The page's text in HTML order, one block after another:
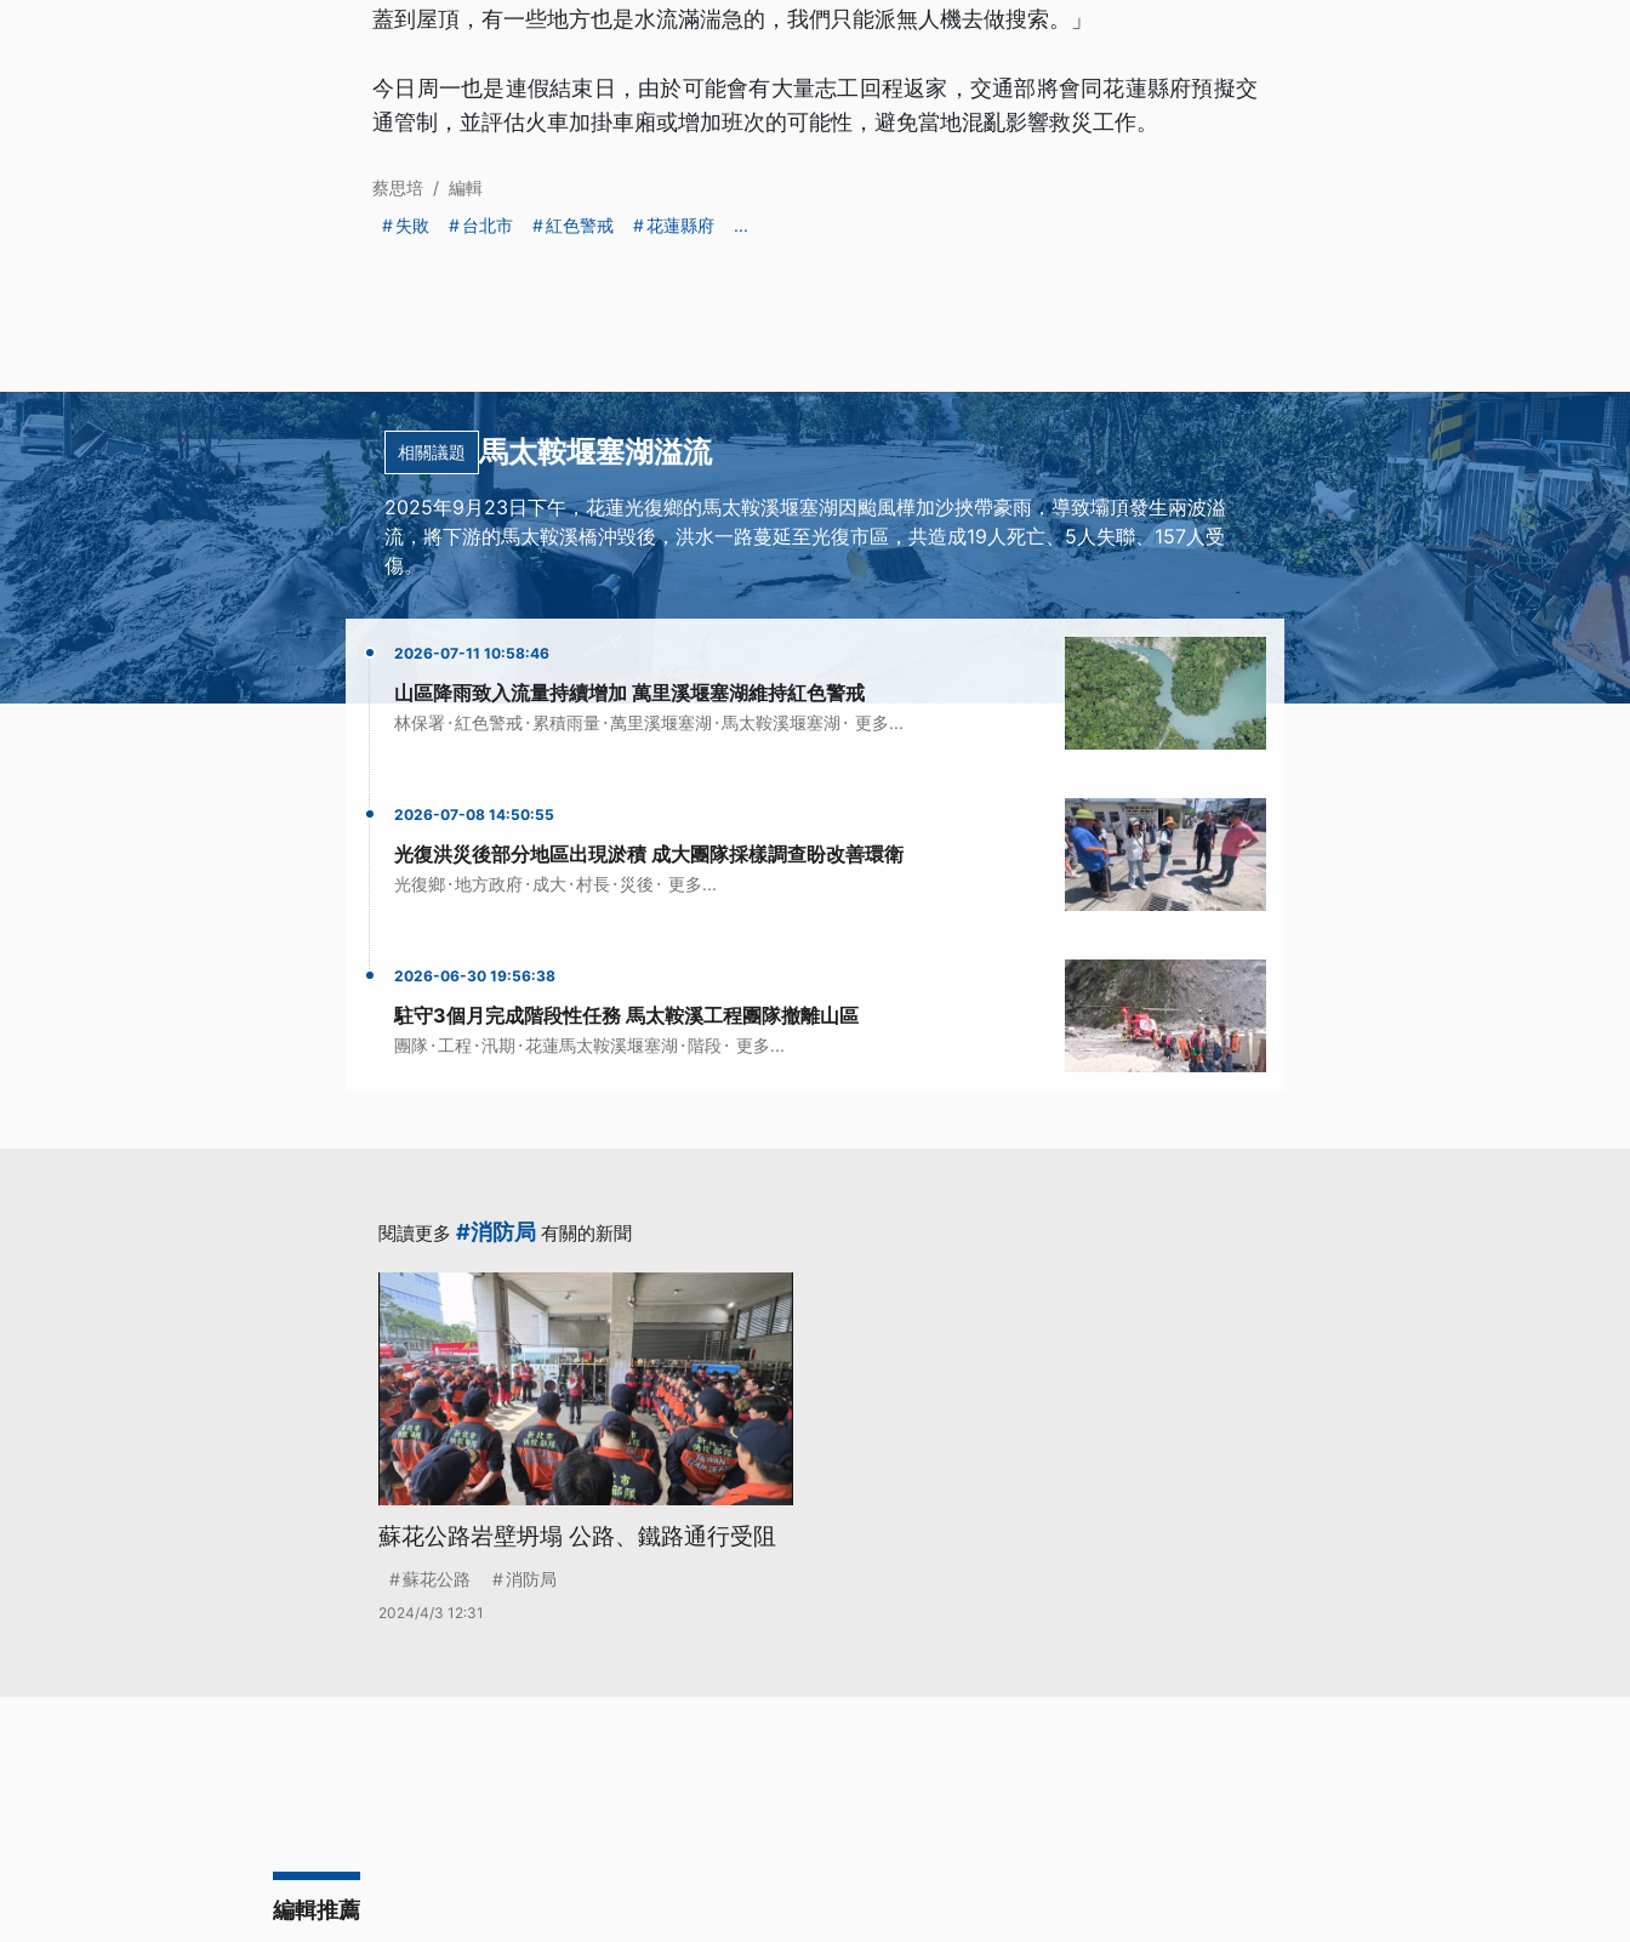
蓋到屋頂，有一些地方也是水流滿湍急的，我們只能派無人機去做搜索。」
今日周一也是連假結束日，由於可能會有大量志工回程返家，交通部將會同花蓮縣府預擬交
通管制，並評估火車加掛車廂或增加班次的可能性，避免當地混亂影響救災工作。
蔡思培 / 編輯
失敗
台北市 紅色警戒 花蓮縣府 ...
相關議題 馬太鞍堰塞湖溢流
2025年9月23日下午，花蓮光復鄉的馬太鞍溪堰塞湖因颱風樺加沙挾帶豪雨，導致壩頂發生兩波溢
流，將下游的馬太鞍溪橋沖毀後，洪水一路蔓延至光復市區，共造成19人死亡、5人失聯、157人受
傷。
2026-07-11 10:58:46
山區降雨致入流量持續增加 萬里溪堰塞湖維持紅色警戒
林保署 ·紅色警戒· 累積雨量·萬里溪堰塞湖 · 馬太鞍溪堰塞湖 · 更多...
2026-07-08 14:50:55
光復洪災後部分地區出現淤積 成大團隊採樣調查盼改善環衛
光復鄉·地方政府· 成大 ·村長· 災後 · 更多...
2026-06-30 19:56:38
駐守3個月完成階段性任務 馬太鞍溪工程團隊撤離山區
團隊· 工程 ·汛期 ·花蓮馬太鞍溪堰塞湖 ·階段· 更多...
閱讀更多 #消防局 有關的新聞
蘇花公路岩壁坍塌 公路、鐵路通行受阻
蘇花公路 消防局
2024/4/3 12:31
編輯推薦